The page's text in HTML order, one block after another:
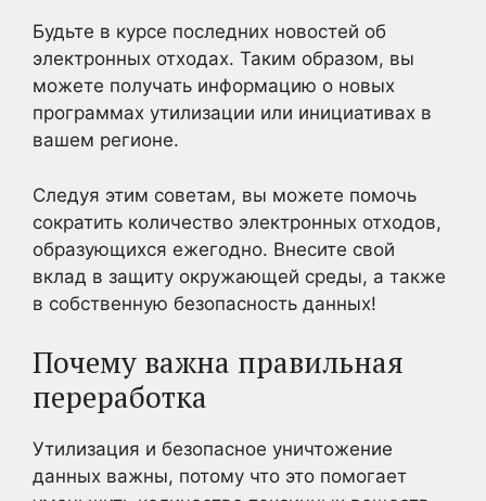
Будьте в курсе последних новостей об
электронных отходах. Таким образом, вы
можете получать информацию о новых
программах утилизации или инициативах в
вашем регионе.
Следуя этим советам, вы можете помочь
сократить количество электронных отходов,
образующихся ежегодно. Внесите свой
вклад в защиту окружающей среды, а также
в собственную безопасность данных!
Почему важна правильная
переработка
Утилизация и безопасное уничтожение
данных важны, потому что это помогает